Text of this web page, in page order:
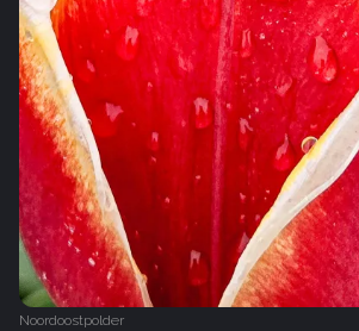
Noordoostpolder